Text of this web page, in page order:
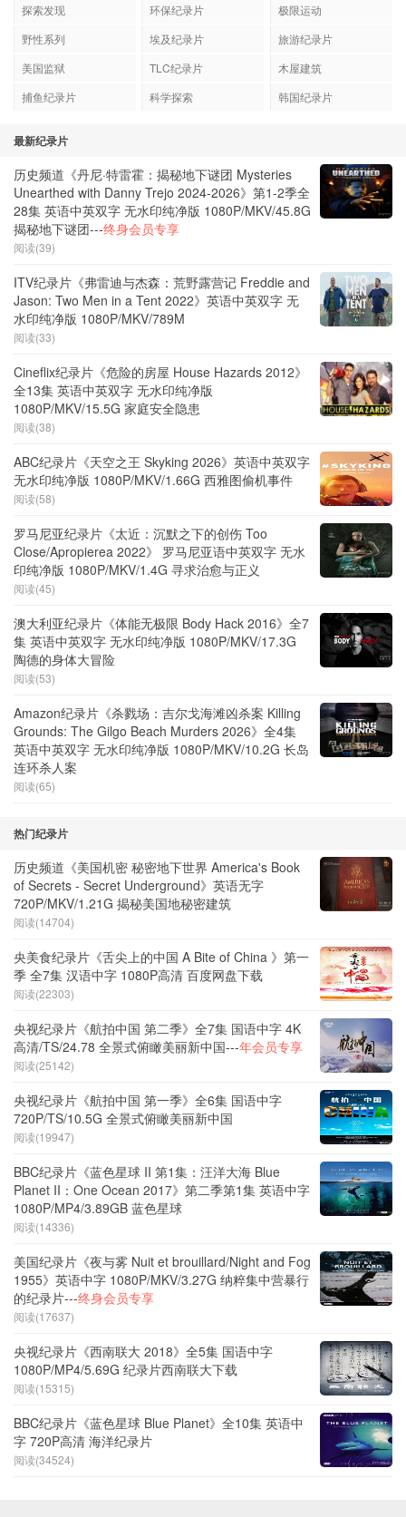
探索发现
环保纪录片
极限运动
野性系列
埃及纪录片
旅游纪录片
美国监狱
TLC纪录片
木屋建筑
捕鱼纪录片
科学探索 韩国纪录片
最新纪录片
历史频道《丹尼·特雷霍：揭秘地下谜团 Mysteries
Unearthed with Danny Trejo 2024-2026》第1-2季全
28集 英语中英双字 无水印纯净版 1080P/MKV/45.8G
揭秘地下谜团---终身会员专享
阅读(39)
ITV纪录片《弗雷迪与杰森：荒野露营记 Freddie and
Jason: Two Men in a Tent 2022》英语中英双字 无
水印纯净版 1080P/MKV/789M
阅读(33)
Cineflix纪录片《危险的房屋 House Hazards 2012》
全13集 英语中英双字 无水印纯净版
1080P/MKV/15.5G 家庭安全隐患
阅读(38)
ABC纪录片《天空之王 Skyking 2026》英语中英双字
无水印纯净版 1080P/MKV/1.66G 西雅图偷机事件
阅读(58)
罗马尼亚纪录片《太近：沉默之下的创伤 Too
Close/Apropierea 2022》 罗马尼亚语中英双字 无水
印纯净版 1080P/MKV/1.4G 寻求治愈与正义
阅读(45)
澳大利亚纪录片《体能无极限 Body Hack 2016》全7
集 英语中英双字 无水印纯净版 1080P/MKV/17.3G
陶德的身体大冒险
阅读(53)
Amazon纪录片《杀戮场：吉尔戈海滩凶杀案 Killing
Grounds: The Gilgo Beach Murders 2026》全4集
英语中英双字 无水印纯净版 1080P/MKV/10.2G 长岛
连环杀人案
阅读(65)
热门纪录片
历史频道《美国机密 秘密地下世界 America's Book
of Secrets - Secret Underground》英语无字
720P/MKV/1.21G 揭秘美国地秘密建筑
阅读(14704)
央美食纪录片《舌尖上的中国 A Bite of China 》第一
季 全7集 汉语中字 1080P高清 百度网盘下载
阅读(22303)
央视纪录片《航拍中国 第二季》全7集 国语中字 4K
高清/TS/24.78 全景式俯瞰美丽新中国---年会员专享
阅读(25142)
央视纪录片《航拍中国 第一季》全6集 国语中字
720P/TS/10.5G 全景式俯瞰美丽新中国
阅读(19947)
BBC纪录片《蓝色星球 II 第1集：汪洋大海 Blue
Planet II：One Ocean 2017》第二季第1集 英语中字
1080P/MP4/3.89GB 蓝色星球
阅读(14336)
美国纪录片《夜与雾 Nuit et brouillard/Night and Fog
1955》英语中字 1080P/MKV/3.27G 纳粹集中营暴行
的纪录片---终身会员专享
阅读(17637)
央视纪录片《西南联大 2018》全5集 国语中字
1080P/MP4/5.69G 纪录片西南联大下载
阅读(15315)
BBC纪录片《蓝色星球 Blue Planet》全10集 英语中
字 720P高清 海洋纪录片
阅读(34524)